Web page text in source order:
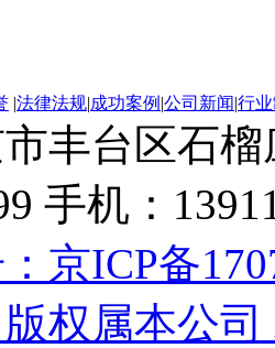
|法律法规|成功案例 |公司新闻|行
丰台区石
手机：
京ICP备
权属本公司